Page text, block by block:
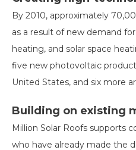
By 2010, approximately
as a result of new demand
heating, and solar space
five new photovoltaic
United States, and six more
Building on existing
Million Solar Roofs supports
who have already made the